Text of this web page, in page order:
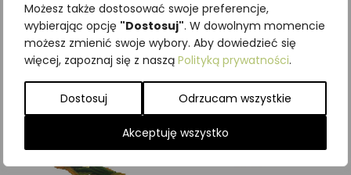
Możesz także dostosować swoje preferencje,
wybierając opcję "Dostosuj". W dowolnym momencie
możesz zmienić swoje wybory. Aby dowiedzieć się
więcej, zapoznaj się z naszą Polityką prywatności.
Dostosuj Odrzucam wszystkie
Akceptuję wszystko
Podobne produkty